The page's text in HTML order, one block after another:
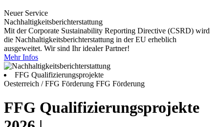
Neuer Service
Nachhaltigkeitsberichterstattung
Mit der Corporate Sustainability Reporting Directive (CSRD) wird
die Nachhaltigkeitsberichterstattung in der EU erheblich
ausgeweitet. Wir sind Ihr idealer Partner!
Mehr Infos
FFG Qualifizierungsprojekte
Oesterreich / FFG Förderung FFG Förderung
FFG Qualifizierungsprojekte